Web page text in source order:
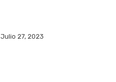
Julio 27, 2023